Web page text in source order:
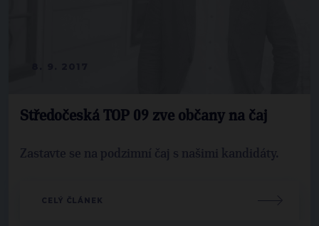
Středočeská TOP 09 zve občany na čaj
Zastavte se na podzimní čaj s našimi kandidáty.
CELÝ ČLÁNEK